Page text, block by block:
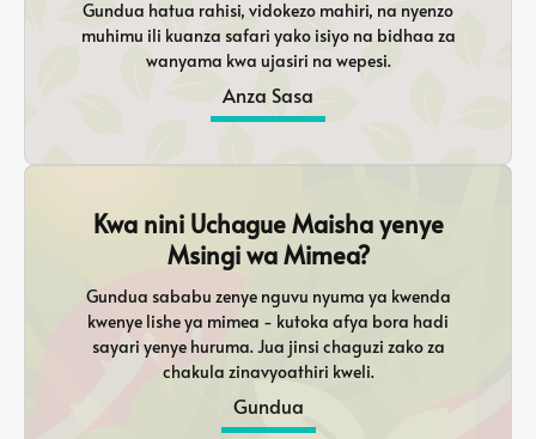
Gundua hatua rahisi, vidokezo mahiri, na nyenzo
muhimu ili kuanza safari yako isiyo na bidhaa za
wanyama kwa ujasiri na wepesi.
Anza Sasa
Kwa nini Uchague Maisha yenye
Msingi wa Mimea?
Gundua sababu zenye nguvu nyuma ya kwenda
kwenye lishe ya mimea - kutoka afya bora hadi
sayari yenye huruma. Jua jinsi chaguzi zako za
chakula zinavyoathiri kweli.
Gundua